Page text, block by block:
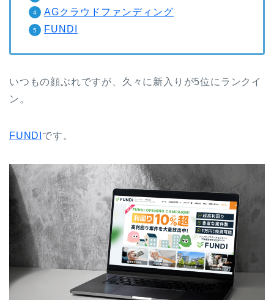
AGクラウドファンディング
FUNDI
いつもの顔ぶれですが、久々に新入りが5位にランクイ
ン。
FUNDI です。